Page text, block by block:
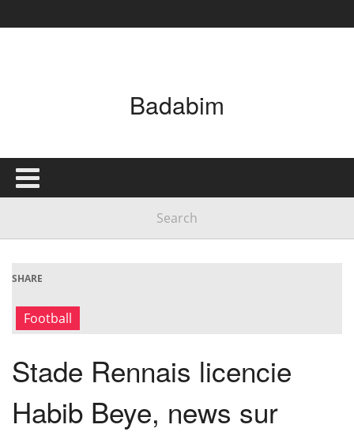
Badabim
SHARE
Football
Stade Rennais licencie
Habib Beye, news sur